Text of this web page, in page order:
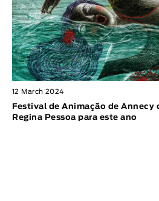
12 March 2024
Festival de Animação de Annecy
Regina Pessoa para este ano